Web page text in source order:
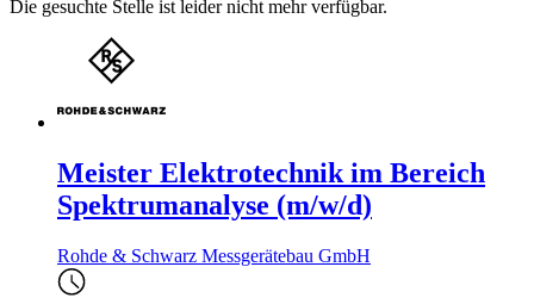
Die gesuchte Stelle ist leider nicht mehr verfügbar.
Meister Elektrotechnik im Bereich
Spektrumanalyse (m/w/d)
Rohde & Schwarz Messgerätebau GmbH